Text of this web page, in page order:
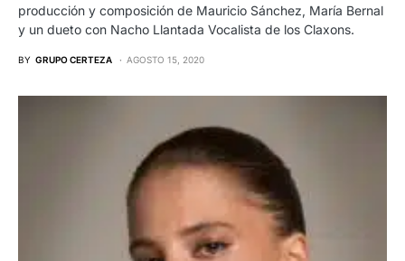
producción y composición de Mauricio Sánchez, María Bernal
y un dueto con Nacho Llantada Vocalista de los Claxons.
BY GRUPO CERTEZA AGOSTO 15, 2020